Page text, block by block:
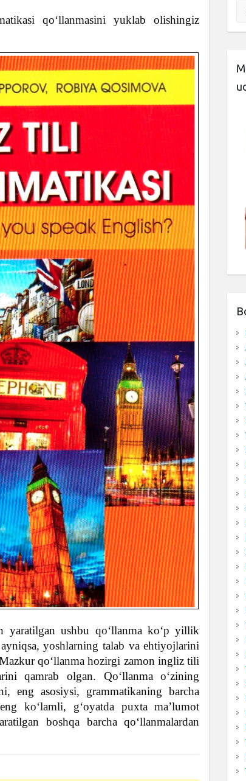
qoʻllanmasini yuklab olishingiz
yaratilgan ushbu qoʻllanma koʻp yillik
yoshlarning talab va ehtiyojlarini
qoʻllanma hozirgi zamon ingliz tili
qamrab olgan. Qoʻllanma oʻzining
eng asosiysi, grammatikaning barcha
koʻlamli, gʻoyatda puxta maʼlumot
boshqa barcha qoʻllanmalardan